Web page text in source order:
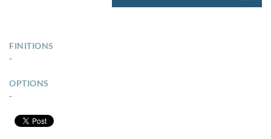
FINITIONS
-
OPTIONS
-